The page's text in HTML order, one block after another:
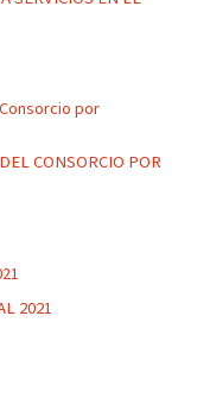
CONSORCIO POR
2021